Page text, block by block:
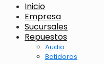
Inicio
Empresa
Sucursales
Repuestos
Audio
Batidoras